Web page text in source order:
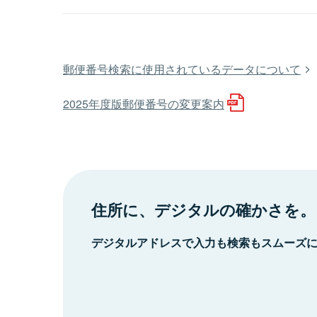
郵便番号検索に使用されているデータについて
2025年度版郵便番号の変更案内
住所に、デジタルの確かさを。
デジタルアドレスで入力も検索もスムーズ